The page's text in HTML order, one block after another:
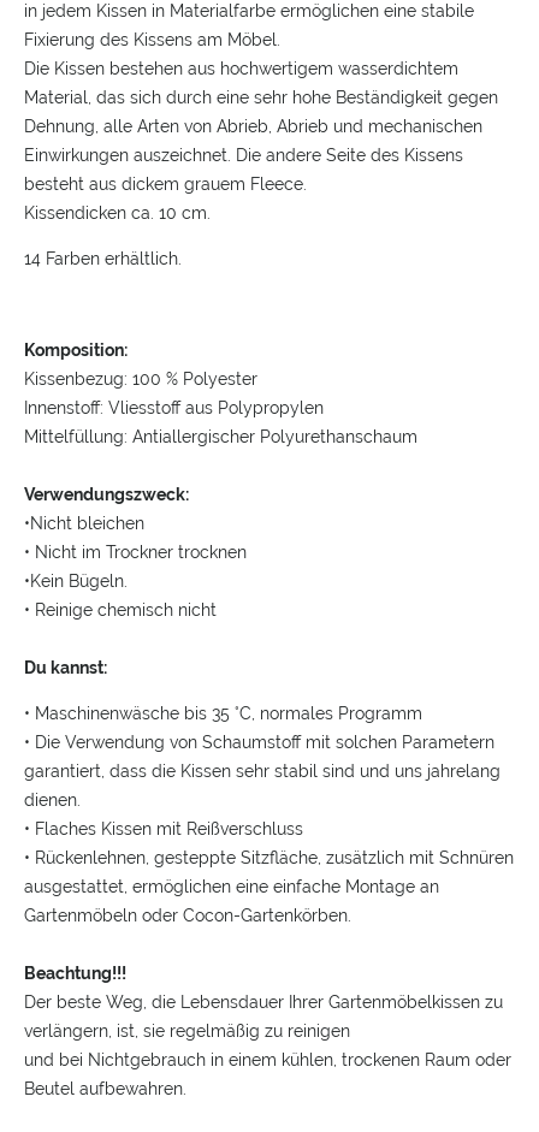
in jedem Kissen in Materialfarbe ermöglichen eine stabile
Fixierung des Kissens am Möbel.
Die Kissen bestehen aus hochwertigem wasserdichtem
Material, das sich durch eine sehr hohe Beständigkeit gegen
Dehnung, alle Arten von Abrieb, Abrieb und mechanischen
Einwirkungen auszeichnet. Die andere Seite des Kissens
besteht aus dickem grauem Fleece.
Kissendicken ca. 10 cm.
14 Farben erhältlich.
Komposition:
Kissenbezug: 100 % Polyester
Innenstoff: Vliesstoff aus Polypropylen
Mittelfüllung: Antiallergischer Polyurethanschaum
Verwendungszweck:
•Nicht bleichen
• Nicht im Trockner trocknen
•Kein Bügeln.
• Reinige chemisch nicht
Du kannst:
• Maschinenwäsche bis 35 °C, normales Programm
• Die Verwendung von Schaumstoff mit solchen Parametern
garantiert, dass die Kissen sehr stabil sind und uns jahrelang
dienen.
• Flaches Kissen mit Reißverschluss
• Rückenlehnen, gesteppte Sitzfläche, zusätzlich mit Schnüren
ausgestattet, ermöglichen eine einfache Montage an
Gartenmöbeln oder Cocon-Gartenkörben.
Beachtung!!!
Der beste Weg, die Lebensdauer Ihrer Gartenmöbelkissen zu
verlängern, ist, sie regelmäßig zu reinigen
und bei Nichtgebrauch in einem kühlen, trockenen Raum oder
Beutel aufbewahren.